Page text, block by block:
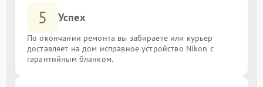
5 Успех
По окончании ремонта вы забираете или курьер
доставляет на дом исправное устройство Nikon с
гарантийным бланком.